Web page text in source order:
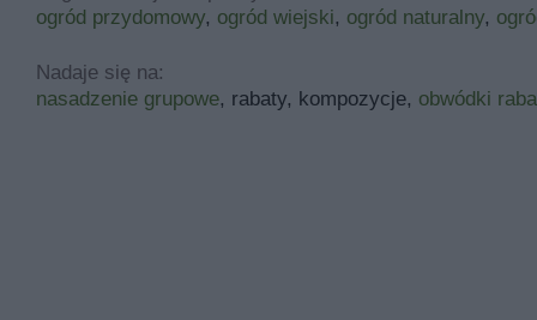
ogród przydomowy, ogród wiejski, ogród naturalny,
Nadaje się na:
nasadzenie grupowe, rabaty, kompozycje, obwódki